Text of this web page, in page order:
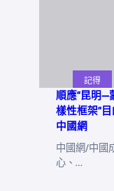
記得
順應“昆明—
樣性框架”
中國網
中國網/中國
心、…